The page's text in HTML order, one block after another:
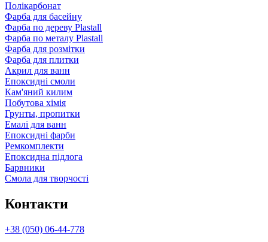
Полікарбонат
Фарба для басейну
Фарба по дереву Plastall
Фарба по металу Plastall
Фарба для розмітки
Фарба для плитки
Акрил для ванн
Епоксидні смоли
Кам'яний килим
Побутова хімія
Грунты, пропитки
Емалі для ванн
Епоксидні фарби
Ремкомплекти
Епоксидна підлога
Барвники
Смола для творчості
Контакти
+38 (050) 06-44-778